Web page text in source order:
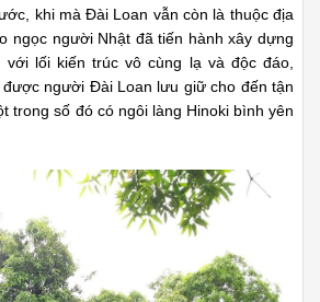
khi mà Đài Loan vẫn còn là thuộc địa
ngọc người Nhật đã tiến hành xây dựng
với lối kiến trúc vô cùng lạ và độc đáo,
người Đài Loan lưu giữ cho đến tận
trong số đó có ngôi làng Hinoki bình yên